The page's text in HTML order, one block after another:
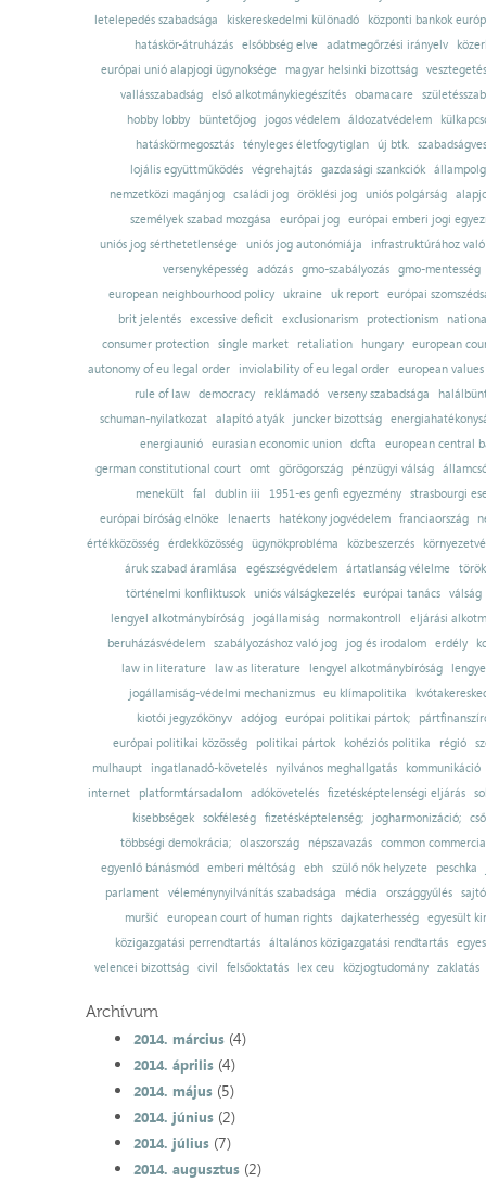
letelepedés szabadsága
kiskereskedelmi különadó
központi bankok
hatáskör-átruházás
elsőbbség elve adatmegőrzési irányelv
európai unió alapjogi ügynoksége
magyar helsinki bizottság
vesztegetés
vallásszabadság
első alkotmánykiegészítés obamacare
hobby lobby
büntetőjog jogos védelem áldozatvédelem
hatáskörmegosztás tényleges életfogytiglan új btk.
lojális együttműködés
végrehajtás gazdasági szankciók
nemzetközi magánjog
családi jog öröklési jog uniós polgárság
személyek szabad mozgása
európai jog európai emberi jogi
uniós jog sérthetetlensége uniós jog autonómiája
infrastruktúrához
versenyképesség adózás gmo-szabályozás gmo-mentesség
european neighbourhood policy
ukraine uk report
európai
brit jelentés excessive deficit exclusionarism protectionism
consumer protection
single market retaliation hungary
european
autonomy of eu legal order
inviolability of eu legal order
european values
rule of law
democracy reklámadó verseny szabadsága
schuman-nyilatkozat alapító atyák juncker bizottság
energiaunió eurasian economic union dcfta
european central
german constitutional court
omt görögország pénzügyi válság
menekült
fal dublin iii 1951-es genfi egyezmény
strasbourgi
európai bíróság elnöke
lenaerts hatékony jogvédelem franciaország
értékközösség
érdekközösség ügynökprobléma közbeszerzés
áruk szabad áramlása
egészségvédelem ártatlanság vélelme
történelmi konfliktusok uniós válságkezelés európai tanács válság
lengyel alkotmánybíróság
jogállamiság normakontroll
eljárási
beruházásvédelem
szabályozáshoz való jog jog és irodalom erdély
law in literature
law as literature lengyel alkotmánybíróság
jogállamiság-védelmi mechanizmus
eu klímapolitika
kiotói jegyzőkönyv adójog európai politikai pártok;
európai politikai közösség
politikai pártok kohéziós politika régió
mulhaupt
ingatlanadó-követelés nyilvános meghallgatás
kommunikáció
internet
platformtársadalom adókövetelés fizetésképtelenségi eljárás
kisebbségek sokféleség fizetésképtelenség; jogharmonizáció;
többségi demokrácia; olaszország népszavazás common
egyenlő bánásmód emberi méltóság ebh szülő nők helyzete
peschka
parlament
véleménynyilvánítás szabadsága média országgyűlés
muršić
european court of human rights dajkaterhesség
egyesült
közigazgatási perrendtartás
általános közigazgatási rendtartás
velencei bizottság
civil felsőoktatás lex ceu közjogtudomány zaklatás
Archívum
2014. március(4)
2014. április(4)
2014. május(5)
2014. június(2)
2014. július(7)
2014. augusztus(2)